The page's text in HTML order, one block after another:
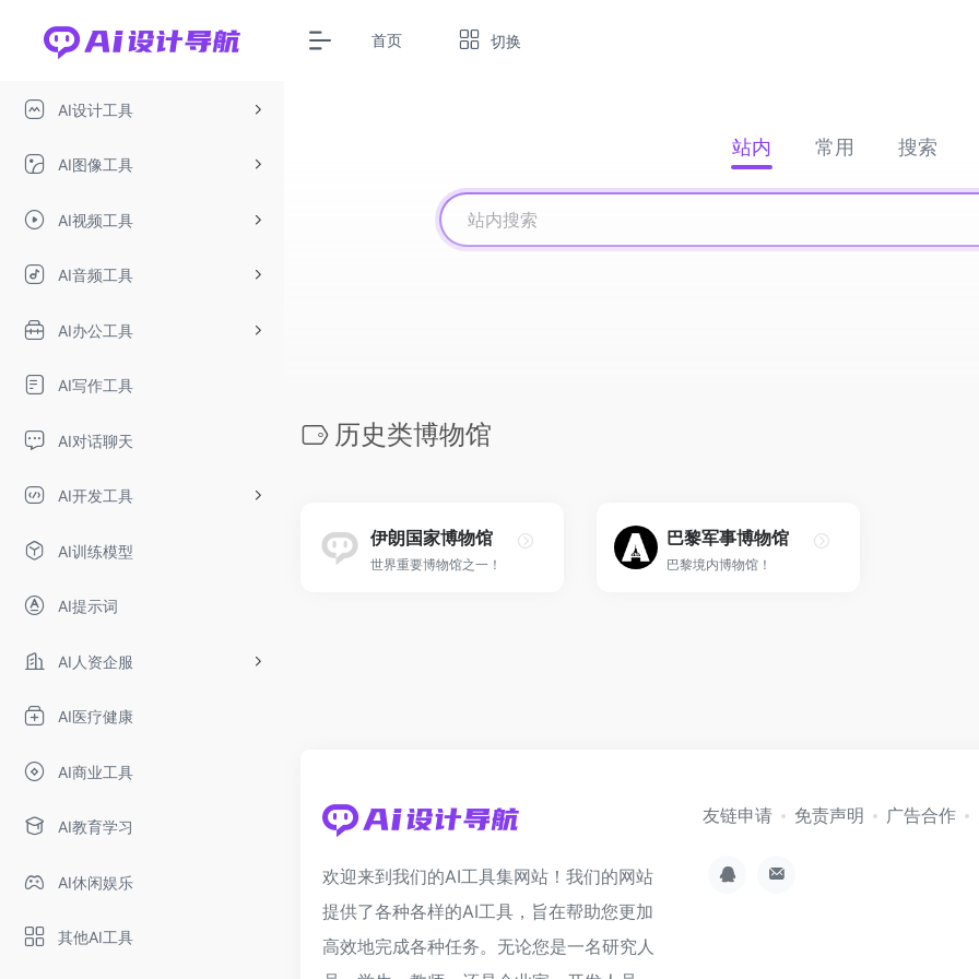
AI设计工具
AI图像工具
AI视频工具
AI音频工具
AI办公工具
AI写作工具
AI对话聊天
AI开发工具
AI训练模型
AI提示词
AI人资企服
AI医疗健康
AI商业工具
AI教育学习
AI休闲娱乐
其他AI工具
首页 切换
站内 常用 搜索
历史类博物馆
伊朗国家博物馆
世界重要博物馆之一！
巴黎军事博物馆
巴黎境内博物馆！
欢迎来到我们的AI工具集网站！我们的网站
提供了各种各样的AI工具，旨在帮助您更加
高效地完成各种任务。无论您是一名研究人
友链申请 免责声明 广告合作